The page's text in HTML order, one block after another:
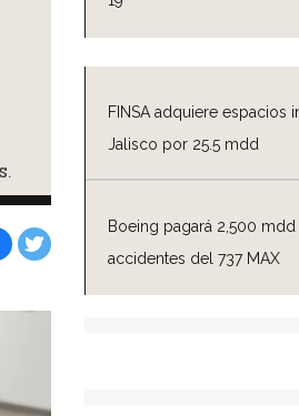
FINSA adquiere espacios
Jalisco por 25.5 mdd
Boeing pagará 2,500
accidentes del 737 MAX